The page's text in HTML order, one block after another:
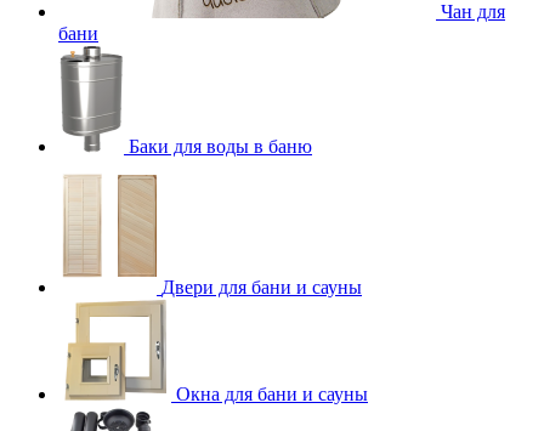
Чан для
бани
Баки для воды в баню
Двери для бани и сауны
Окна для бани и сауны